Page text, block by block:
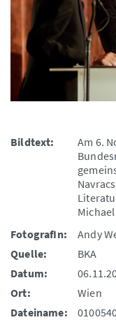
Bildtext:
Am 6.
FotografIn:
Andy
Quelle:
BKA
Datum:
Ort:
Wien
Dateiname: